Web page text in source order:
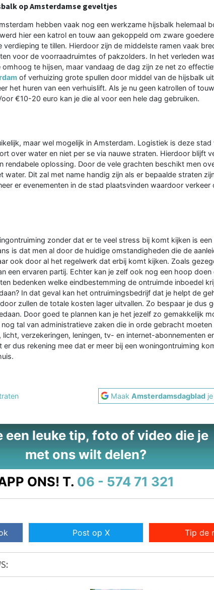
op Amsterdamse geveltjes
hebben vaak nog een werkzame hijsbalk helemaal
hier een katrol en touw aan gekoppeld om zware
verdieping te tillen. Hierdoor zijn de middelste ramen vaak
voor de voorraadruimtes of pakzolders. In het verleden
te hijsen, maar vandaag de dag zijn ze net zo
of verhuizing grote spullen door middel van de hijsbalk
het huren van een verhuislift. Als je nu geen katrollen of
€10-20 euro kan je die al voor een hele dag gebruiken.
maar wel mogelijk in Amsterdam. Logistiek is deze stad
over water en niet per se via nauwe straten. Hierdoor blijft
rendabele oplossing. Door de vele grachten beschikt men
water. Dit zal met name handig zijn als er bepaalde straten
er evenementen in de stad plaatsvinden waardoor verkeer
zonder dat er te veel stress bij komt kijken is
is dat men al door de huidige omstandigheden die de
ook door al het regelwerk dat erbij komt kijken. Zoals
een ervaren partij. Echter kan je zelf ook nog een hoop doen
bedenken welke eindbestemming de ontruimde inboedel
In dat geval kan het ontruimingsbedrijf dat je helpt de
zullen de totale kosten lager uitvallen. Zo bespaar je dus
Door goed te plannen kan je het jezelf zo gemakkelijk
tal van administratieve zaken die in orde gebracht
verzekeringen, leningen, tv- en internet-abonnementen
dus rekening mee dat er meer bij een woningontruiming
MaakAmsterdamsdagblad
een leuke tip, foto of video die je
met ons wilt delen?
ONS! T. 06 - 574 71 321
Post op X Tip de